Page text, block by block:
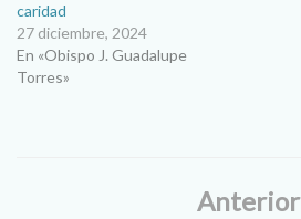
caridad
27 diciembre, 2024
En «Obispo J. Guadalupe
Torres»
Anterior